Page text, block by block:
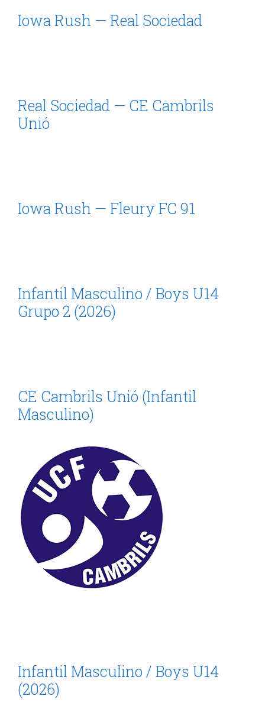
Iowa Rush — Real Sociedad
Real Sociedad — CE Cambrils
Unió
Iowa Rush — Fleury FC 91
Infantil Masculino / Boys U14
Grupo 2 (2026)
CE Cambrils Unió (Infantil
Masculino)
Infantil Masculino / Boys U14
(2026)